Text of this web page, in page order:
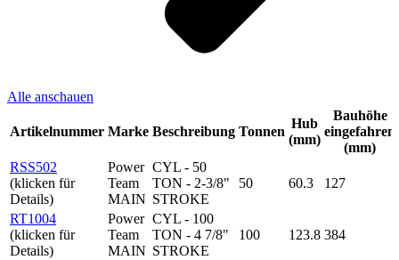
Alle anschauen
Artikelnummer Marke Beschreibung Tonnen
Hub
(mm)
Bauhöhe
eingefahren
(mm)
RSS502
(klicken für
Details)
Power
Team
MAIN
CYL - 50
TON - 2-3/8"
STROKE
50 60.3 127
RT1004
(klicken für
Details)
Power
Team
MAIN
CYL - 100
TON - 4 7/8"
STROKE
100 123.8 384